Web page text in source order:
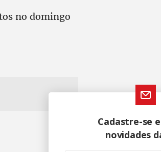
no domingo
Cadastre-se
novidades